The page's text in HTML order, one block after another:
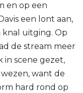
en op een
een lont aan,
uitging. Op
de stream meer
in scene gezet,
want de
hard rond op